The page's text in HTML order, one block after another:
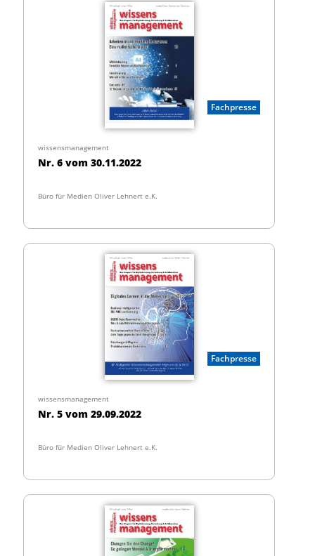
Fachpresse
wissensmanagement
Nr. 6 vom 30.11.2022
Büro für Medien Oliver Lehnert e.K.
Fachpresse
wissensmanagement
Nr. 5 vom 29.09.2022
Büro für Medien Oliver Lehnert e.K.